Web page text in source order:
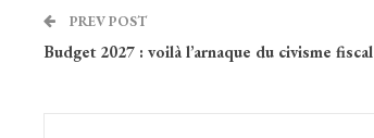
PREV POST
Budget 2027 : voilà l’arnaque du civisme fiscal